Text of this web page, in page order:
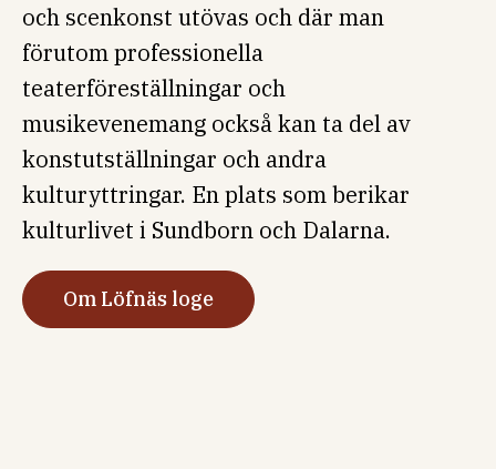
och scenkonst utövas och där man
förutom professionella
teaterföreställningar och
musikevenemang också kan ta del av
konstutställningar och andra
kulturyttringar. En plats som berikar
kulturlivet i Sundborn och Dalarna.
Om Löfnäs loge